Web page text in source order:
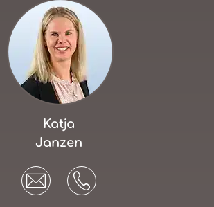
Katja
Janzen